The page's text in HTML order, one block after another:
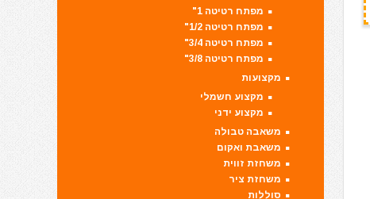
מפתח רטיטה 1"
מפתח רטיטה 1/2"
מפתח רטיטה 3/4"
מפתח רטיטה 3/8"
מקצועות
מקצוע חשמלי
מקצוע ידני
משאבה טבולה
משאבת ואקום
משחזת זווית
משחזת ציר
סוללות